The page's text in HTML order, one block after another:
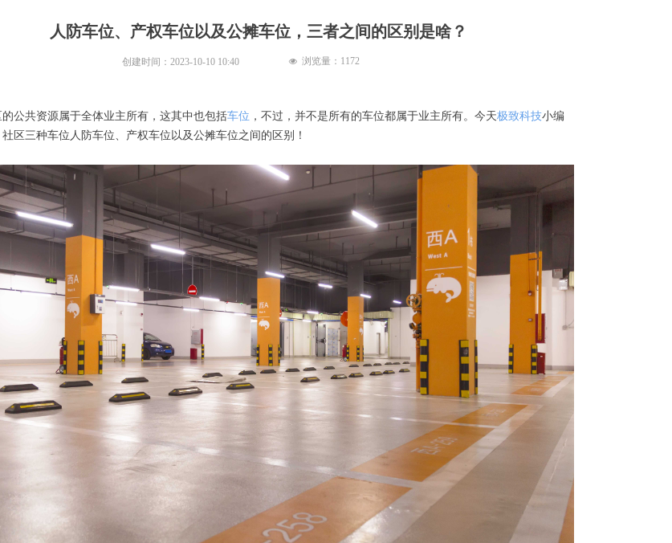
人防车位、产权车位以及公摊车位，三者之间的区别是啥？
公共资源属于全体业主所有，这其中也包括车位 ，不过，并不是所有的车位都属于业主所有。今天极致科技小编
区三种车位人防车位、产权车位以及公摊车位之间的区别！
创建时间： 2023-10-10 10:40 넶 浏览量： 1172